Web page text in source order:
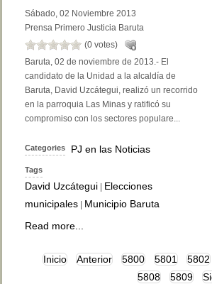
Sábado, 02 Noviembre 2013
Prensa Primero Justicia Baruta
(0 votes)
Baruta, 02 de noviembre de 2013.- El
candidato de la Unidad a la alcaldía de
Baruta, David Uzcátegui, realizó un recorrido
en la parroquia Las Minas y ratificó su
compromiso con los sectores populare...
Categories PJ en las Noticias
Tags
David Uzcátegui
Elecciones
municipales
Municipio Baruta
Read more...
Inicio Anterior 5800 5801 5802
5808
5809